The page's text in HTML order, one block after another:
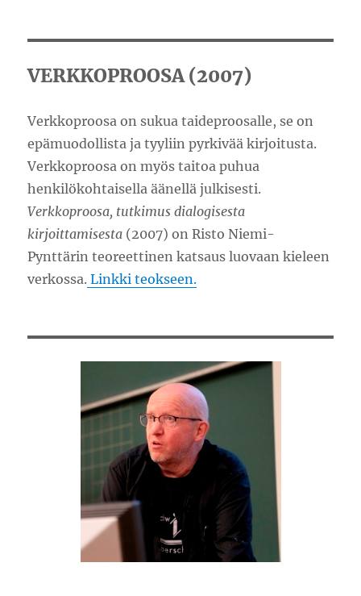
VERKKOPROOSA (2007)
Verkkoproosa on sukua taideproosalle, se on
epämuodollista ja tyyliin pyrkivää kirjoitusta.
Verkkoproosa on myös taitoa puhua
henkilökohtaisella äänellä julkisesti.
Verkkoproosa, tutkimus dialogisesta
kirjoittamisesta (2007) on Risto Niemi-
Pynttärin teoreettinen katsaus luovaan kieleen
verkossa. Linkki teokseen.